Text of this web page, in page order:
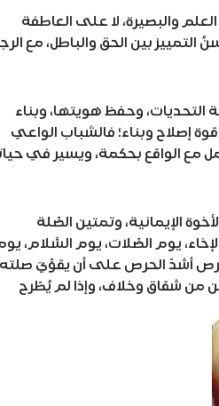
والبصيرة، لا على العاطفة
بين الحق والباطل، مع
وحفظ هويتها، وبناء
إصلاح وبناء؛ فالشباب الواعي
مع الواقع بحكمة، ويسير في
الإيمانية، وتمتين الصِّلة
يوم الصِّلات، يوم السَّلام،
أشدّ الحرص على أن يقوِّيَ صلته
من شقاق وخلاف، وإذا لم يُطّرح